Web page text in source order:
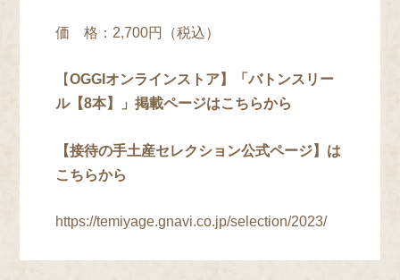
価 格：2,700円（税込）
【OGGIオンラインストア】「バトンスリー
ル【8本】」掲載ページはこちらから
【接待の手土産セレクション公式ページ】は
こちらから
https://temiyage.gnavi.co.jp/selection/2023/